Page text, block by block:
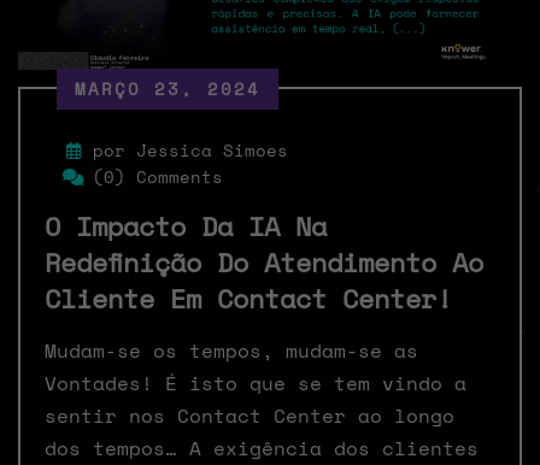
MARÇO 23, 2024
por Jessica Simoes
(0) Comments
O Impacto Da IA Na
Redefinição Do Atendimento Ao
Cliente Em Contact Center!
Mudam-se os tempos, mudam-se as
Vontades! É isto que se tem vindo a
sentir nos Contact Center ao longo
dos tempos… A exigência dos clientes